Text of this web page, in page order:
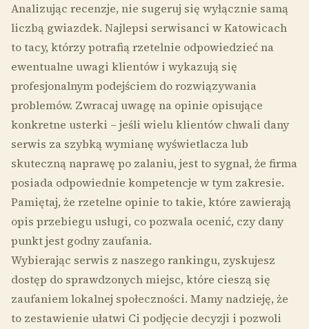
Analizując recenzje, nie sugeruj się wyłącznie samą
liczbą gwiazdek. Najlepsi serwisanci w Katowicach
to tacy, którzy potrafią rzetelnie odpowiedzieć na
ewentualne uwagi klientów i wykazują się
profesjonalnym podejściem do rozwiązywania
problemów. Zwracaj uwagę na opinie opisujące
konkretne usterki – jeśli wielu klientów chwali dany
serwis za szybką wymianę wyświetlacza lub
skuteczną naprawę po zalaniu, jest to sygnał, że firma
posiada odpowiednie kompetencje w tym zakresie.
Pamiętaj, że rzetelne opinie to takie, które zawierają
opis przebiegu usługi, co pozwala ocenić, czy dany
punkt jest godny zaufania.
Wybierając serwis z naszego rankingu, zyskujesz
dostęp do sprawdzonych miejsc, które cieszą się
zaufaniem lokalnej społeczności. Mamy nadzieję, że
to zestawienie ułatwi Ci podjęcie decyzji i pozwoli